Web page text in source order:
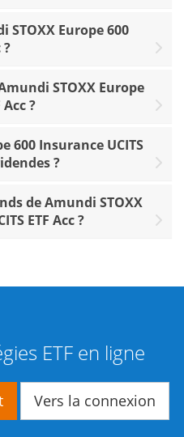
STOXX Europe 600
?
STOXX Europe
?
600 Insurance UCITS
?
de Amundi STOXX
ETF Acc ?
ETF en ligne
Vers la connexion